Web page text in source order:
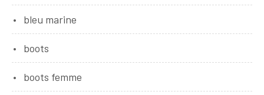
bleu marine
boots
boots femme